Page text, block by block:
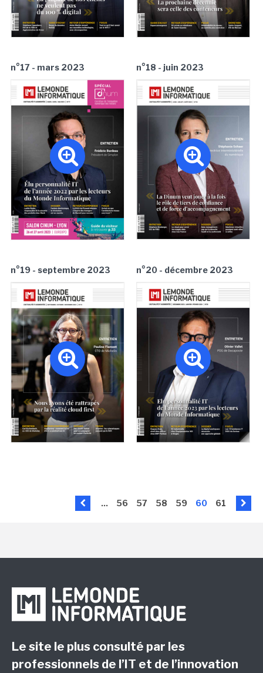
n°17 - mars 2023 n°18 - juin 2023
n°19 - septembre 2023 n°20 - décembre 2023
... 56 57 58 59 60 61
Le site le plus consulté par les
professionnels de l’IT et de l’innovation